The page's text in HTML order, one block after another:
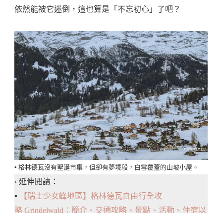
依然能被它迷倒，這也算是「不忘初心」了吧？
▪️ 格林德瓦沒有聖誕市集，但卻有夢境般，白雪覆蓋的山坡小屋。
› 延伸閱讀：
▪️
【瑞士少女峰地區】格林德瓦自由行全攻
略 Grindelwald：簡介、交通攻略、景點、活動、住宿以